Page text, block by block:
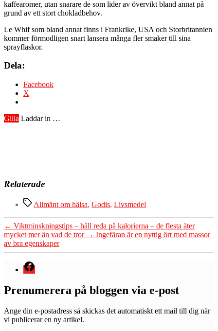
kaffearomer, utan snarare de som lider av övervikt bland annat på
grund av ett stort chokladbehov.
Le Whif som bland annat finns i Frankrike, USA och Storbritannien
kommer förmodligen snart lansera många fler smaker till sina
sprayflaskor.
Dela:
Facebook
X
Gilla Laddar in …
Relaterade
Etiketter
Allmänt om hälsa, Godis, Livsmedel
← Viktminskningstips – håll reda på kalorierna – de flesta äter
mycket mer än vad de tror → Ingefäran är en nyttig ört med massor
av bra egenskaper
Menyval
Prenumerera på bloggen via e-post
Ange din e-postadress så skickas det automatiskt ett mail till dig när
vi publicerar en ny artikel.